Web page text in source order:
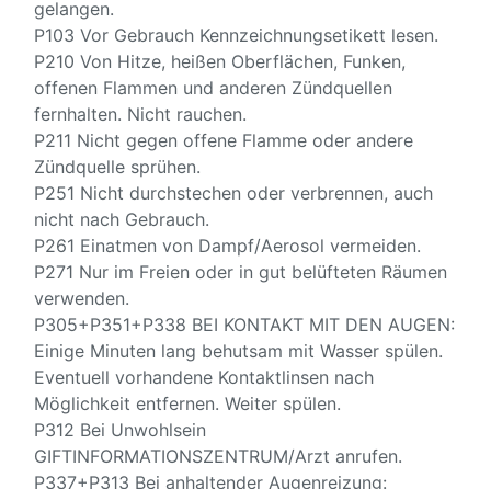
gelangen.
P103 Vor Gebrauch Kennzeichnungsetikett lesen.
P210 Von Hitze, heißen Oberflächen, Funken,
offenen Flammen und anderen Zündquellen
fernhalten. Nicht rauchen.
P211 Nicht gegen offene Flamme oder andere
Zündquelle sprühen.
P251 Nicht durchstechen oder verbrennen, auch
nicht nach Gebrauch.
P261 Einatmen von Dampf/Aerosol vermeiden.
P271 Nur im Freien oder in gut belüfteten Räumen
verwenden.
P305+P351+P338 BEI KONTAKT MIT DEN AUGEN:
Einige Minuten lang behutsam mit Wasser spülen.
Eventuell vorhandene Kontaktlinsen nach
Möglichkeit entfernen. Weiter spülen.
P312 Bei Unwohlsein
GIFTINFORMATIONSZENTRUM/Arzt anrufen.
P337+P313 Bei anhaltender Augenreizung: